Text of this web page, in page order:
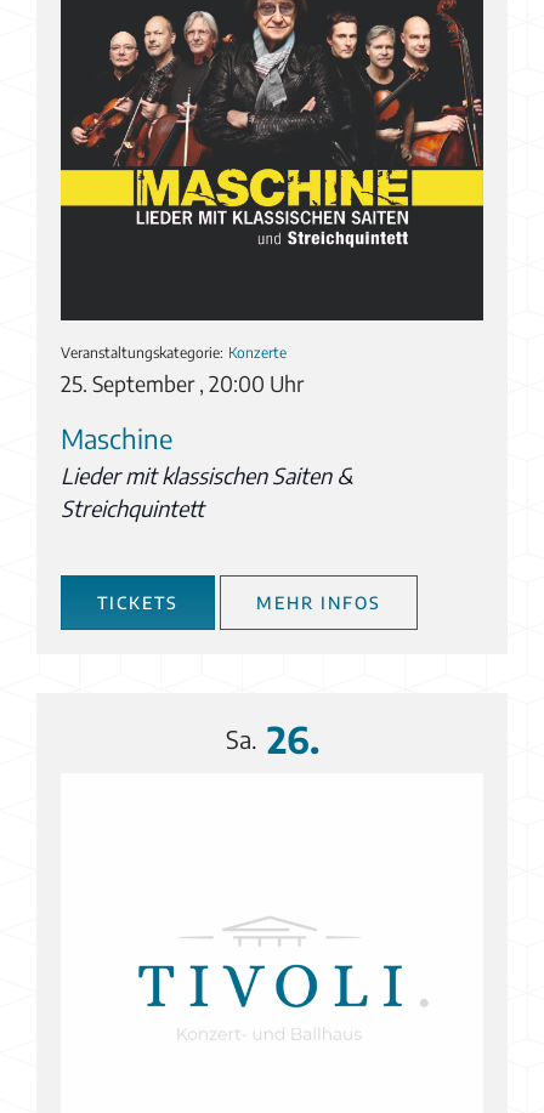
25. September , 20:00 Uhr
Veranstaltungskategorie: Konzerte
Maschine
Lieder mit klassischen Saiten &
Streichquintett
TICKETS MEHR INFOS
Sa. 26.